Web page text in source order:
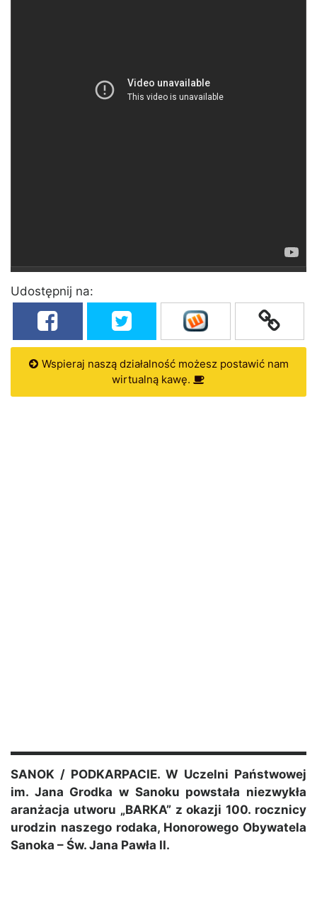
Udostępnij na:
Wspieraj naszą działalność możesz postawić nam
wirtualną kawę.
SANOK / PODKARPACIE. W Uczelni Państwowej
im. Jana Grodka w Sanoku powstała niezwykła
aranżacja utworu „BARKA” z okazji 100. rocznicy
urodzin naszego rodaka, Honorowego Obywatela
Sanoka – Św. Jana Pawła II.